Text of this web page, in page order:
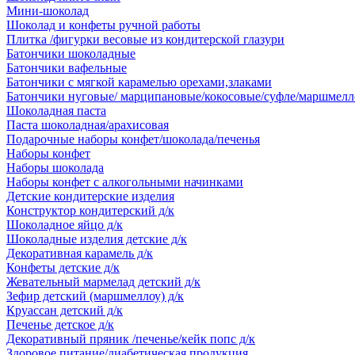
Мини-шоколад
Шоколад и конфеты ручной работы
Плитка /фигурки весовые из кондитерской глазури
Батончики шоколадные
Батончики вафельные
Батончики с мягкой карамелью орехами,злаками
Батончики нуговые/ марципановые/кокосовые/суфле/
Шоколадная паста
Паста шоколадная/арахисовая
Подарочные наборы конфет/шоколада/печенья
Наборы конфет
Наборы шоколада
Наборы конфет с алкогольными начинками
Детские кондитерские изделия
Конструктор кондитерский д/к
Шоколадное яйцо д/к
Шоколадные изделия детские д/к
Декоративная карамель д/к
Конфеты детские д/к
Жевательный мармелад детский д/к
Зефир детский (маршмеллоу) д/к
Круассан детский д/к
Печенье детское д/к
Декоративный пряник /печенье/кейк попс д/к